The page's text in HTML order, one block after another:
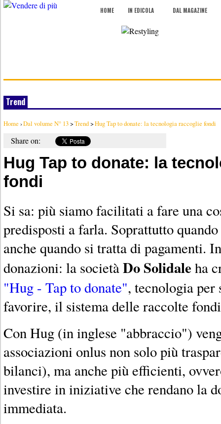
HOME IN EDICOLA DAL MAGAZINE
Trend
Home ›Dal volume N° 13>Trend>Hug Tap to donate: la tecnologia raccoglie fondi
Share on:
Hug Tap to donate: la
fondi
Si sa: più siamo facilitati a fare una
predisposti a farla. Soprattutto
anche quando si tratta di pagamenti.
donazioni: la societàDo Solidale ha
"Hug - Tap to donate", tecnologia
favorire, il sistema delle raccolte
Con Hug (in inglese "abbraccio")
associazioni onlus non solo più
bilanci), ma anche più efficienti,
investire in iniziative che rendano la
immediata.